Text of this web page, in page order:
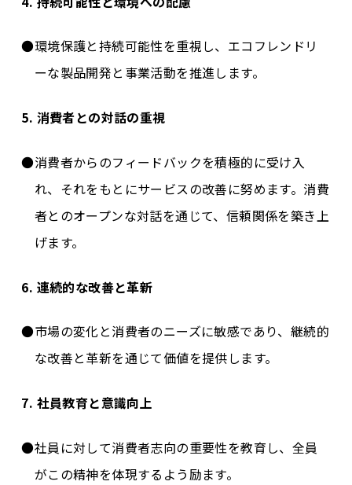
環境保護と持続可能性を重視し、エコフレンドリ
ーな製品開発と事業活動を推進します。
5. 消費者との対話の重視
消費者からのフィードバックを積極的に受け入
れ、それをもとにサービスの改善に努めます。消費
者とのオープンな対話を通じて、信頼関係を築き上
げます。
6. 連続的な改善と革新
市場の変化と消費者のニーズに敏感であり、継続的
な改善と革新を通じて価値を提供します。
7. 社員教育と意識向上
社員に対して消費者志向の重要性を教育し、全員
がこの精神を体現するよう励ます。